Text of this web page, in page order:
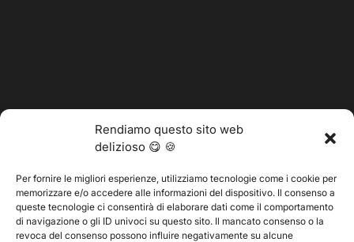
Rendiamo questo sito web
delizioso 😋 🍪
Per fornire le migliori esperienze, utilizziamo tecnologie come i cookie per
memorizzare e/o accedere alle informazioni del dispositivo. Il consenso a
queste tecnologie ci consentirà di elaborare dati come il comportamento
di navigazione o gli ID univoci su questo sito. Il mancato consenso o la
revoca del consenso possono influire negativamente su alcune
@2025 Vertitech. Tutti i diritti riservati.